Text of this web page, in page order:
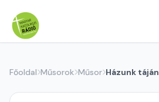
Főoldal Műsorok Műsor Házunk táján